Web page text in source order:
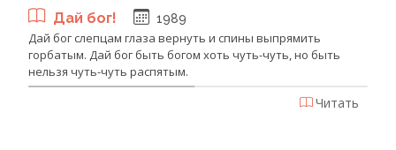
Дай бог! 1989
Дай бог слепцам глаза вернуть и спины выпрямить
горбатым. Дай бог быть богом хоть чуть-чуть, но быть
нельзя чуть-чуть распятым.
Читать